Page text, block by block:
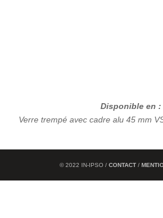
Disponible en :
Verre trempé avec cadre alu 45 mm
© 2022 IN-IPSO / CONTACT /